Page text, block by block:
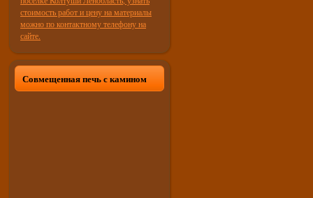
Совмещенная печь с камином